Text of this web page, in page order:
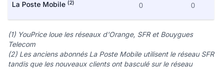
La Poste Mobile (2) 0 0
(1) YouPrice loue les réseaux d'Orange, SFR et Bouygues
Telecom
(2) Les anciens abonnés La Poste Mobile utilisent le réseau SFR
tandis que les nouveaux clients ont basculé sur le réseau